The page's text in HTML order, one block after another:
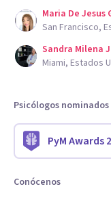
Maria De
San Francisco,
Sandra Milena
Miami, Estados
Psicólogos
PyM Awards
Conócenos